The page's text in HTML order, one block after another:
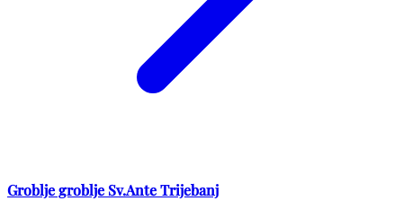
Groblje groblje Sv.Ante Trijebanj